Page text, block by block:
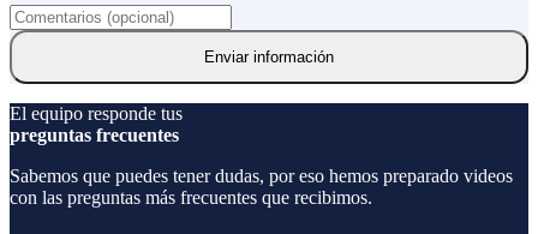
Enviar información
El equipo responde tus
preguntas frecuentes
Sabemos que puedes tener dudas, por eso hemos preparado videos
con las preguntas más frecuentes que recibimos.